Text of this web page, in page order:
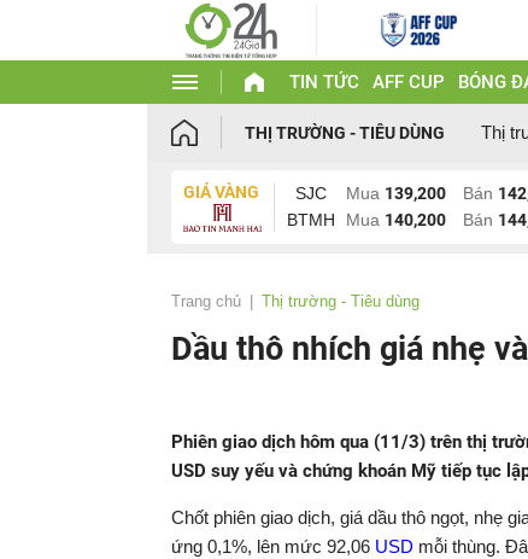
TIN TỨC AFF CUP BÓNG
THỊ TRƯỜNG - TIÊU DÙNG Thị
GIÁ VÀNG SJC Mua 139,200 Bán
BTMH
Mua 140,200 Bán
Trang chủ Thị trường - Tiêu dùng
Dầu thô nhích giá nhẹ
Phiên giao dịch hôm qua (11/3) trên thị
USD suy yếu và chứng khoán Mỹ tiếp tục
Chốt phiên giao dịch, giá dầu thô ngọt, nhẹ
ứng 0,1%, lên mức 92,06 USD mỗi thùng.